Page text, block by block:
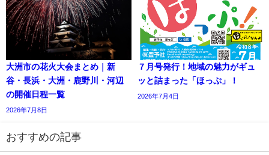
大洲市の花火大会まとめ｜新
谷・長浜・大洲・鹿野川・河辺
の開催日程一覧
2026年7月8日
７月号発行！地域の魅力がギュ
ッと詰まった「ほっぷ」！
2026年7月4日
おすすめの記事